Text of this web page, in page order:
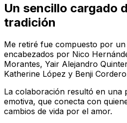
Un sencillo cargado
tradición
Me retiré fue compuesto por
encabezados por Nico
Morantes, Yair Alejandro
Katherine López y Benji
La colaboración resultó en una
emotiva, que conecta con
cambios de vida por el amor.